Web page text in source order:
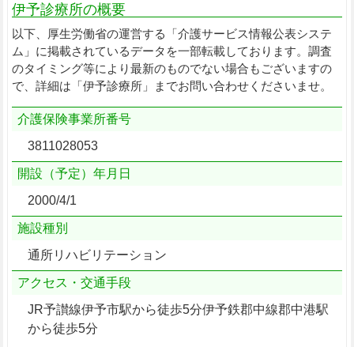
伊予診療所の概要
以下、厚生労働省の運営する「介護サービス情報公表システ
ム」に掲載されているデータを一部転載しております。調査
のタイミング等により最新のものでない場合もございますの
で、詳細は「伊予診療所」までお問い合わせくださいませ。
介護保険事業所番号
3811028053
開設（予定）年月日
2000/4/1
施設種別
通所リハビリテーション
アクセス・交通手段
JR予讃線伊予市駅から徒歩5分伊予鉄郡中線郡中港駅
から徒歩5分